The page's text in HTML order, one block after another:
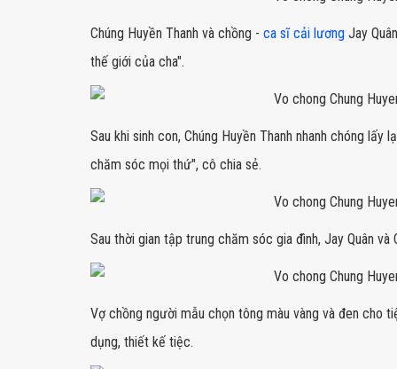
Chúng Huyền Thanh và chồng - ca sĩ cải lương Jay
thế giới của cha".
Sau khi sinh con, Chúng Huyền Thanh nhanh chóng
chăm sóc mọi thứ", cô chia sẻ.
Sau thời gian tập trung chăm sóc gia đình, Jay Quân
Vợ chồng người mẫu chọn tông màu vàng và đen cho
dụng, thiết kế tiệc.